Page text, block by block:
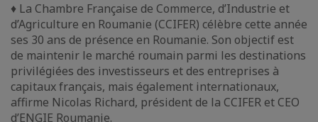
♦ La Chambre Française de Commerce, d’Industrie et
d’Agriculture en Roumanie (CCIFER) célèbre cette année
ses 30 ans de présence en Roumanie. Son objectif est
de maintenir le marché roumain parmi les destinations
privilégiées des investisseurs et des entreprises à
capitaux français, mais également internationaux,
affirme Nicolas Richard, président de la CCIFER et CEO
d’ENGIE Roumanie.